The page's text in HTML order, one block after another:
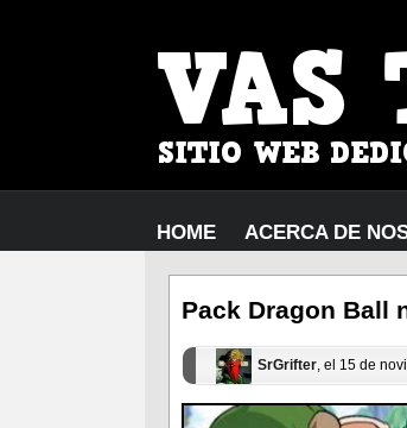
HOME ACERCA DE
Pack Dragon Ball
SrGrifter, el 15 de